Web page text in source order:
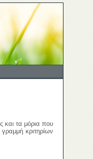
και τα μόρια που
κριτηρίων